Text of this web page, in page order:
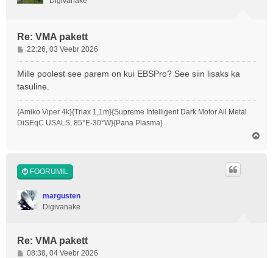
Re: VMA pakett
P
o
s
u
s
22:26, 03 Veebr 2026
Mille poolest see parem on kui EBSPro? See siin lisaks ka
tasuline.
{Amiko Viper 4k}{Triax 1,1m}{Supreme Intelligent Dark Motor All Metal
DiSEqC USALS, 85°E-30°W}{Pana Plasma}
FOORUMIL
margusten
Digivanake
Re: VMA pakett
P08:38, 04 Veebr 2026